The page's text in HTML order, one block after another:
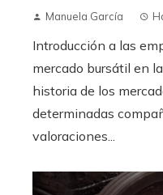
Manuela García
Introducción a las
mercado bursátil en
historia de los
determinadas
valoraciones...